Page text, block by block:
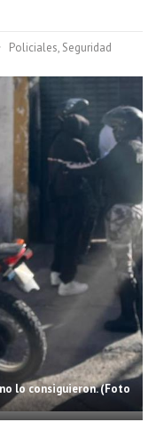
Policiales, Seguridad
lo consiguieron. (Foto